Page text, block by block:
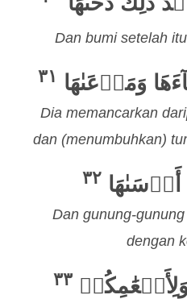
Dan bumi setelah
وَمَرۡعَىٰهَا ٣١
Dia memancarkan
dan (menumbuhkan)
٣٢
Dan gunung-
dengan
٣٣